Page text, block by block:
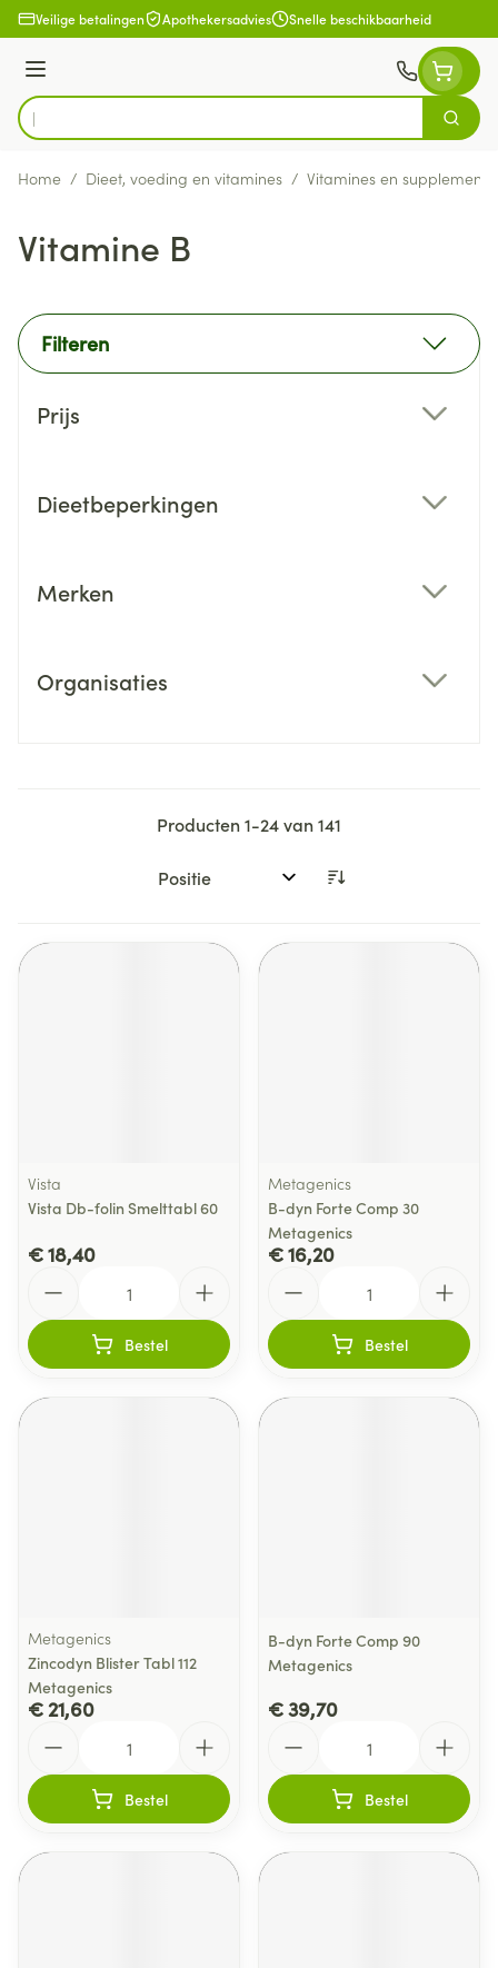
Ga naar de inhoud
Veilige betalingen Apothekersadvies Snelle beschikbaarheid
Menu
Product, merk, categorie...
Zoek
Home / Dieet, voeding en vitamines / Vitamines en
Vitamine B
Filteren
Prijs
Dieetbeperkingen
Merken
Organisaties
Producten1-24van141
Sorteer op:
Vista
Vista Db-folin Smelttabl 60
€ 18,40
Bestel
Metagenics
B-dyn Forte Comp 30
Metagenics
€ 16,20
Bestel
Metagenics
Zincodyn Blister Tabl 112
Metagenics
€ 21,60
Bestel
B-dyn Forte Comp 90
Metagenics
€ 39,70
Bestel